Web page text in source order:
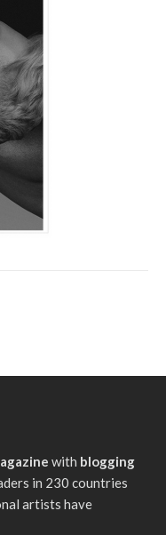
with blogging
in 230 countries
artists have